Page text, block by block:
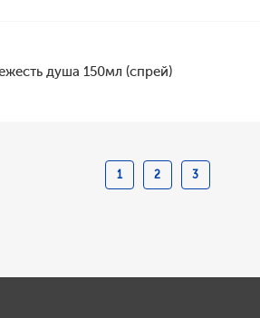
душа 150мл (спрей)
1 2 3